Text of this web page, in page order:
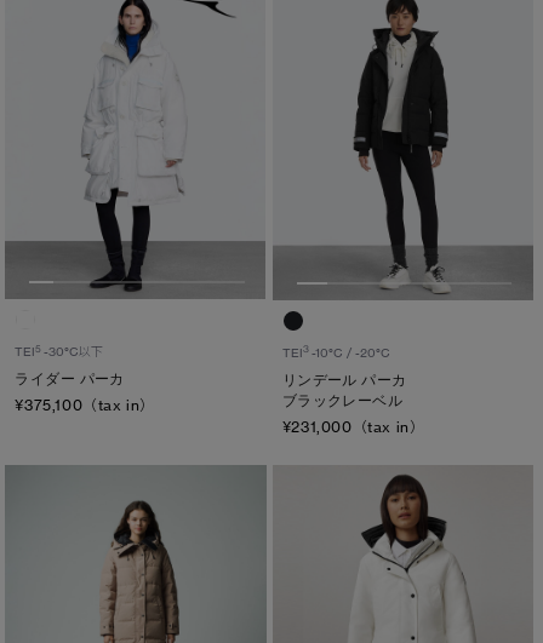
TEI5 -30°C以下
ライダー パーカ
¥375,100（tax in）
TEI3-10°C / -20°C
リンデール パーカ
ブラックレーベル
¥231,000（tax in）